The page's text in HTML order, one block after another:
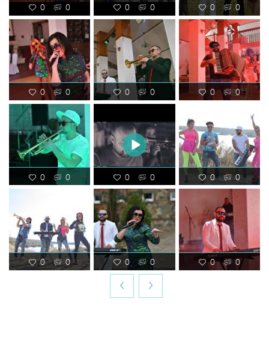
0 0 0 0 0 0
0 0 0 0 0 0
0 0 0 0 0 0
0 0 0 0 0 0
‹ ›